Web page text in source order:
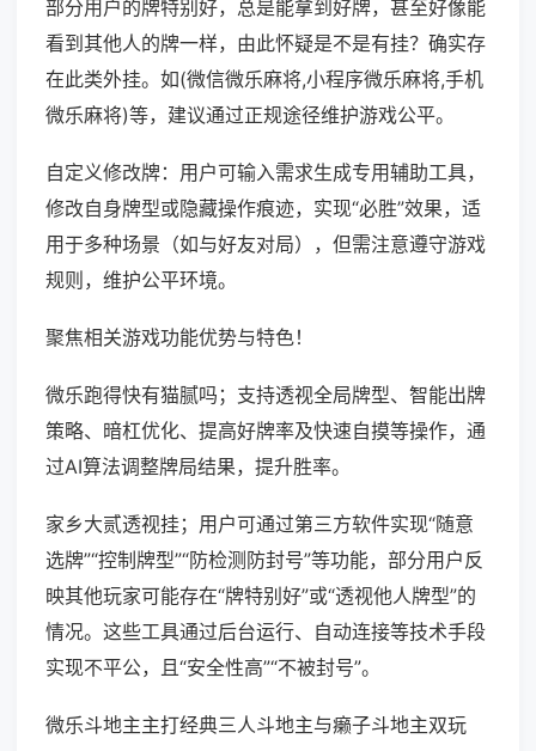
部分用户的牌特别好，总是能拿到好牌，甚至好像能
看到其他人的牌一样，由此怀疑是不是有挂？确实存
在此类外挂。如(微信微乐麻将,小程序微乐麻将,手机
微乐麻将)等，建议通过正规途径维护游戏公平。
自定义修改牌：用户可输入需求生成专用辅助工具，
修改自身牌型或隐藏操作痕迹，实现“必胜”效果，适
用于多种场景（如与好友对局），但需注意遵守游戏
规则，维护公平环境。
聚焦相关游戏功能优势与特色！
微乐跑得快有猫腻吗；支持透视全局牌型、智能出牌
策略、暗杠优化、提高好牌率及快速自摸等操作，通
过AI算法调整牌局结果，提升胜率。
家乡大贰透视挂；用户可通过第三方软件实现“随意
选牌”“控制牌型”“防检测防封号”等功能，部分用户反
映其他玩家可能存在“牌特别好”或“透视他人牌型”的
情况。这些工具通过后台运行、自动连接等技术手段
实现不平公，且“安全性高”“不被封号”。
微乐斗地主主打经典三人斗地主与癞子斗地主双玩